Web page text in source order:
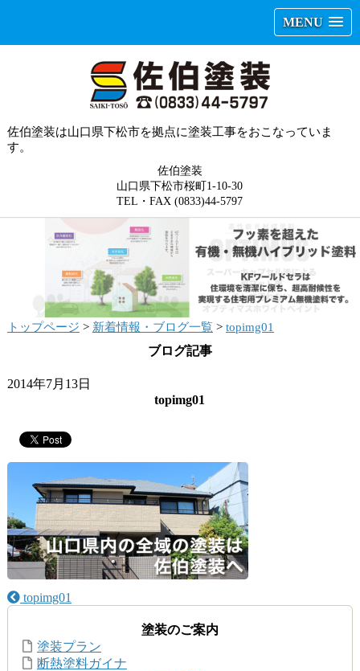
MENU
佐伯塗装は山口県下松市を拠点に塗装工事をおこなっていま
す。
佐伯塗装
山口県下松市桜町1-10-30
TEL・FAX (0833)44-5797
トップページ > 新着情報・ブログ一覧> topimg01
ブログ記事
2014年7月13日
topimg01
topimg01
塗装のご案内
塗装プラン
断熱塗料ガイナ